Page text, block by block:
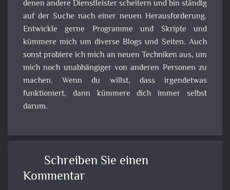
denen andere Dienstleister scheitern und bin ständig
auf der Suche nach einer neuen Herausforderung.
Entwickle gerne Programme und Skripte und
kümmere mich um diverse Blogs und Seiten. Auch
sonst probiere ich mich an neuen Techniken aus, um
mich noch unabhängiger von anderen Personen zu
machen. Wenn du willst, dass irgendetwas
funktioniert, dann kümmere dich immer selbst
darum.
Schreiben Sie einen
Kommentar